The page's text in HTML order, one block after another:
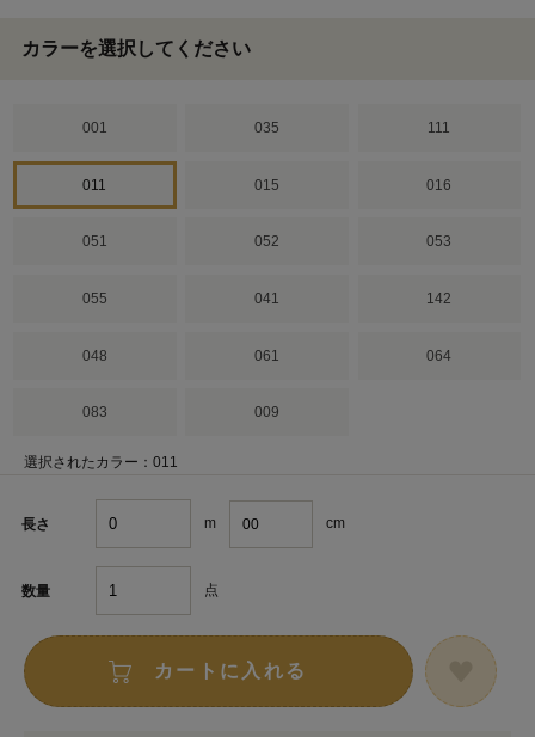
カラーを選択してください
001 035 111
011 015 016
051 052 053
055 041 142
048 061 064
083 009
選択されたカラー：011
長さ m cm
数量 点
カートに入れる